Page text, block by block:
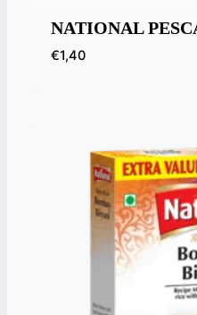
NATIONAL
€1,40